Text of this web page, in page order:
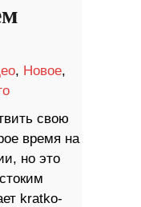
, Новое,
свою
время на
но это
kratko-